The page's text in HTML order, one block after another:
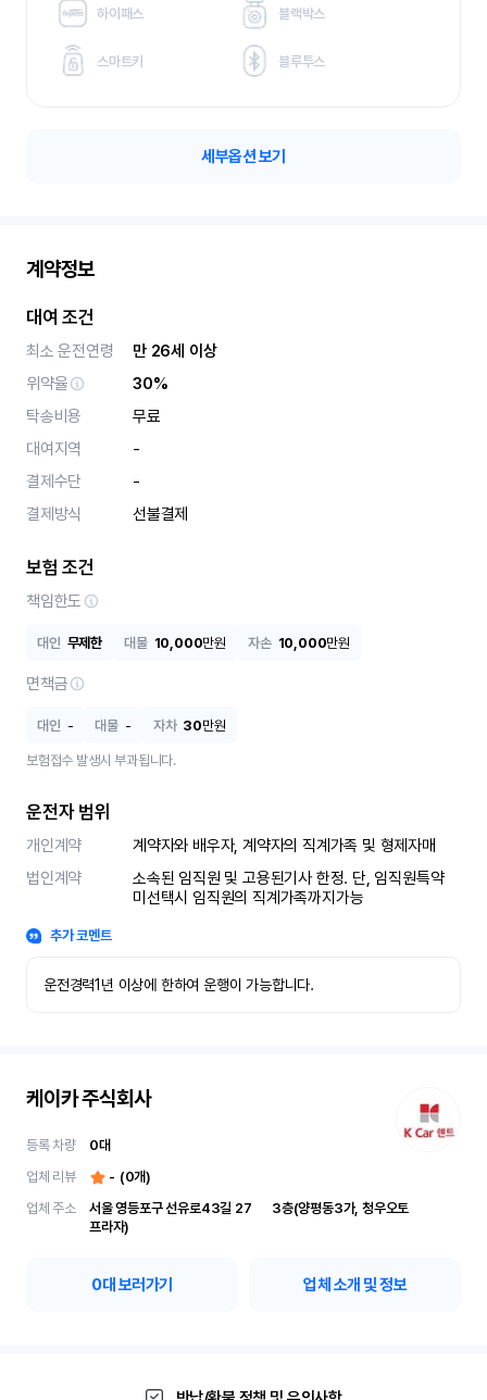
하이패스 블랙박스
스마트키 블루투스
세부옵션 보기
계약정보
대여 조건
최소 운전연령
만 26세 이상
위약율
30%
탁송비용
무료
대여지역
-
결제수단
-
결제방식
선불결제
보험 조건
책임한도
대인 무제한 대물 10,000만원 자손 10,000만원
면책금
대인 - 대물 - 자차 30만원
보험접수 발생시 부과됩니다.
운전자 범위
개인계약
계약자와 배우자, 계약자의 직계가족 및 형제자매
법인계약
소속된 임직원 및 고용된기사 한정. 단, 임직원특약
미선택시 임직원의 직계가족까지가능
추가 코멘트
운전경력1년 이상에 한하여 운행이 가능합니다.
케이카 주식회사
등록 차량 0대
업체 리뷰
- (0개)
업체 주소
서울 영등포구 선유로43길 27	3층(양평동3가, 청우오토
프라자)
0대 보러가기 업체 소개 및 정보